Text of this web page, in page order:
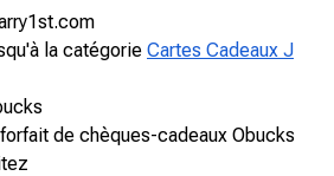
la catégorie Cartes Cadeaux J
de chèques-cadeaux Obucks